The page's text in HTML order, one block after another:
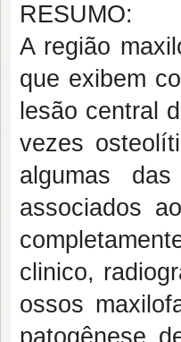
RESUMO:
A região
que exibem
lesão central
vezes
algumas
associados
clinico,
ossos
patogênese